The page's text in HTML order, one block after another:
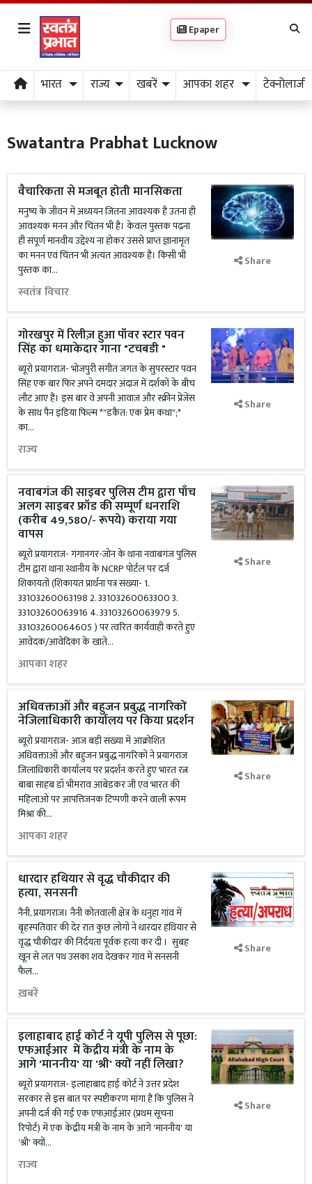
Epaper
भारत राज्य खबरें आपका शहर टेक्नोलाजी
Swatantra Prabhat Lucknow
वैचारिकता से मजबूत होती मानसिकता
मनुष्य के जीवन में अध्ययन जितना आवश्यक है उतना ही
आवश्यक मनन और चिंतन भी है। केवल पुस्तक पढ़ना
ही संपूर्ण मानवीय उद्देश्य ना होकर उससे प्राप्त ज्ञानामृत
का मनन एवं चिंतन भी अत्यंत आवश्यक है। किसी भी
पुस्तक का...
स्वतंत्र विचार
Share
गोरखपुर में रिलीज़ हुआ पॉवर स्टार पवन
सिंह का धमाकेदार गाना "टचबडी "
ब्यूरो प्रयागराज- भोजपुरी संगीत जगत के सुपरस्टार पवन
सिंह एक बार फिर अपने दमदार अंदाज में दर्शकों के बीच
लौट आए हैं। इस बार वे अपनी आवाज़ और स्क्रीन प्रेजेंस
के साथ पैन इंडिया फिल्म *"डकैत: एक प्रेम कथा";*
का...
राज्य
Share
नवाबगंज की साइबर पुलिस टीम द्वारा पाँच
अलग साइबर फ्रॉड की सम्पूर्ण धनराशि
(करीब 49,580/- रूपये) कराया गया
वापस
ब्यूरो प्रयागराज- गंगानगर-जोन के थाना नवाबगंज पुलिस
टीम द्वारा थाना स्थानीय के NCRP पोर्टल पर दर्ज
शिकायतों (शिकायत प्रार्थना पत्र संख्या- 1.
33103260063198 2. 33103260063300 3.
33103260063916 4. 33103260063979 5.
33103260064605 ) पर त्वरित कार्यवाही करते हुए
आवेदक/आवेदिका के खाते...
आपका शहर
Share
अधिवक्ताओं और बहुजन प्रबुद्ध नागरिकों
नेजिलाधिकारी कार्यालय पर किया प्रदर्शन
ब्यूरो प्रयागराज- आज बड़ी संख्या में आक्रोशित
अधिवक्ताओं और बहुजन प्रबुद्ध नागरिकों ने प्रयागराज
जिलाधिकारी कार्यालय पर प्रदर्शन करते हुए भारत रत्न
बाबा साहब डॉ भीमराव आंबेडकर जी एवं भारत की
महिलाओं पर आपत्तिजनक टिप्पणी करने वाली रूपम
मिश्रा की...
आपका शहर
Share
धारदार हथियार से वृद्ध चौकीदार की
हत्या, सनसनी
नैनी, प्रयागराज। नैनी कोतवाली क्षेत्र के धनुहा गांव में
बृहस्पतिवार की देर रात कुछ लोगों ने धारदार हथियार से
वृद्ध चौकीदार की निर्दयता पूर्वक हत्या कर दी । सुबह
खून से लत पथ उसका शव देखकर गांव में सनसनी
फैल...
ख़बरें
Share
इलाहाबाद हाई कोर्ट ने यूपी पुलिस से पूछा:
एफआईआर में केंद्रीय मंत्री के नाम के
आगे 'माननीय' या 'श्री' क्यों नहीं लिखा?
ब्यूरो प्रयागराज- इलाहाबाद हाई कोर्ट ने उत्तर प्रदेश
सरकार से इस बात पर स्पष्टीकरण मांगा है कि पुलिस ने
अपनी दर्ज की गई एक एफआईआर (प्रथम सूचना
रिपोर्ट) में एक केंद्रीय मंत्री के नाम के आगे 'माननीय' या
'श्री' क्यों...
राज्य
Share